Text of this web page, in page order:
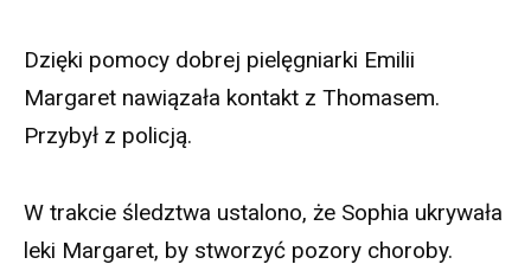
Dzięki pomocy dobrej pielęgniarki Emilii
Margaret nawiązała kontakt z Thomasem.
Przybył z policją.
W trakcie śledztwa ustalono, że Sophia ukrywała
leki Margaret, by stworzyć pozory choroby.